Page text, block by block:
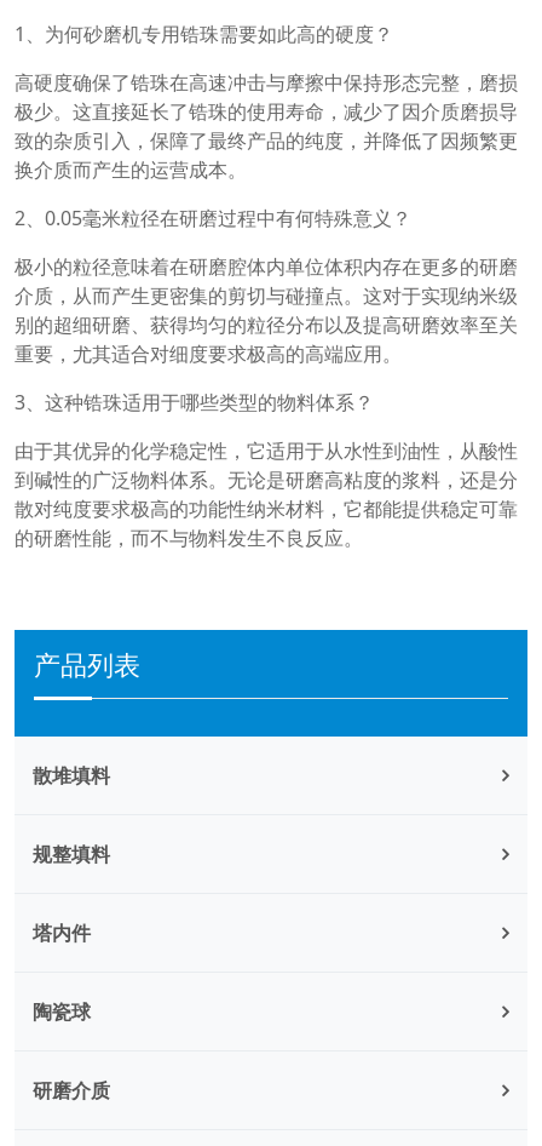
产品列表
散堆填料
规整填料
塔内件
陶瓷球
研磨介质
1、为何砂磨机专用锆珠需要如此高的硬度？
高硬度确保了锆珠在高速冲击与摩擦中保持形态完整，磨损
极少。这直接延长了锆珠的使用寿命，减少了因介质磨损导
致的杂质引入，保障了最终产品的纯度，并降低了因频繁更
换介质而产生的运营成本。
2、0.05毫米粒径在研磨过程中有何特殊意义？
极小的粒径意味着在研磨腔体内单位体积内存在更多的研磨
介质，从而产生更密集的剪切与碰撞点。这对于实现纳米级
别的超细研磨、获得均匀的粒径分布以及提高研磨效率至关
重要，尤其适合对细度要求极高的高端应用。
3、这种锆珠适用于哪些类型的物料体系？
由于其优异的化学稳定性，它适用于从水性到油性，从酸性
到碱性的广泛物料体系。无论是研磨高粘度的浆料，还是分
散对纯度要求极高的功能性纳米材料，它都能提供稳定可靠
的研磨性能，而不与物料发生不良反应。